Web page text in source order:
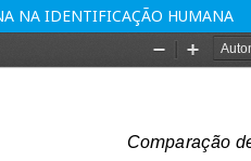
NA IDENTIFICAÇÃO HUMANA